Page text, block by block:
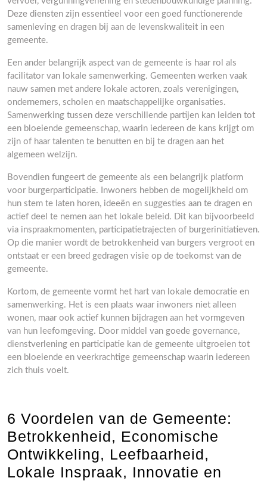
Deze diensten zijn essentieel voor een goed functionerende
samenleving en dragen bij aan de levenskwaliteit in een
gemeente.
Een ander belangrijk aspect van de gemeente is haar rol als
facilitator van lokale samenwerking. Gemeenten werken vaak
nauw samen met andere lokale actoren, zoals verenigingen,
ondernemers, scholen en maatschappelijke organisaties.
Samenwerking tussen deze verschillende partijen kan leiden tot
een bloeiende gemeenschap, waarin iedereen de kans krijgt om
zijn of haar talenten te benutten en bij te dragen aan het
algemeen welzijn.
Bovendien fungeert de gemeente als een belangrijk platform
voor burgerparticipatie. Inwoners hebben de mogelijkheid om
hun stem te laten horen, ideeën en suggesties aan te dragen en
actief deel te nemen aan het lokale beleid. Dit kan bijvoorbeeld
via inspraakmomenten, participatietrajecten of burgerinitiatieven.
Op die manier wordt de betrokkenheid van burgers vergroot en
ontstaat er een breed gedragen visie op de toekomst van de
gemeente.
Kortom, de gemeente vormt het hart van lokale democratie en
samenwerking. Het is een plaats waar inwoners niet alleen
wonen, maar ook actief kunnen bijdragen aan het vormgeven
van hun leefomgeving. Door middel van goede governance,
dienstverlening en participatie kan de gemeente uitgroeien tot
een bloeiende en veerkrachtige gemeenschap waarin iedereen
zich thuis voelt.
6 Voordelen van de Gemeente:
Betrokkenheid, Economische
Ontwikkeling, Leefbaarheid,
Lokale Inspraak, Innovatie en